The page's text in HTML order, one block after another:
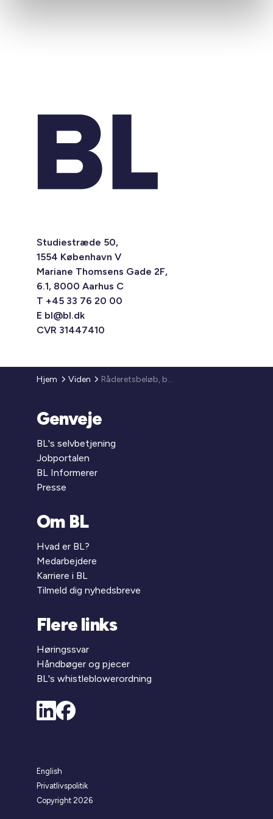
Studiestræde 50,
1554 København V
Mariane Thomsens Gade 2F,
6.1, 8000 Aarhus C
T +45 33 76 20 00
E bl@bl.dk
CVR 31447410
Hjem Viden Råderetsbeløb, beboerindskud, påkravsgebyr, beboerklagenævnsgebyr - regulering af satserne (2010)
Genveje
BL's selvbetjening
Jobportalen
BL Informerer
Presse
Om BL
Hvad er BL?
Medarbejdere
Karriere i BL
Tilmeld dig nyhedsbreve
Flere links
Høringssvar
Håndbøger og pjecer
BL's whistleblowerordning
English
Privatlivspolitik
Copyright 2026